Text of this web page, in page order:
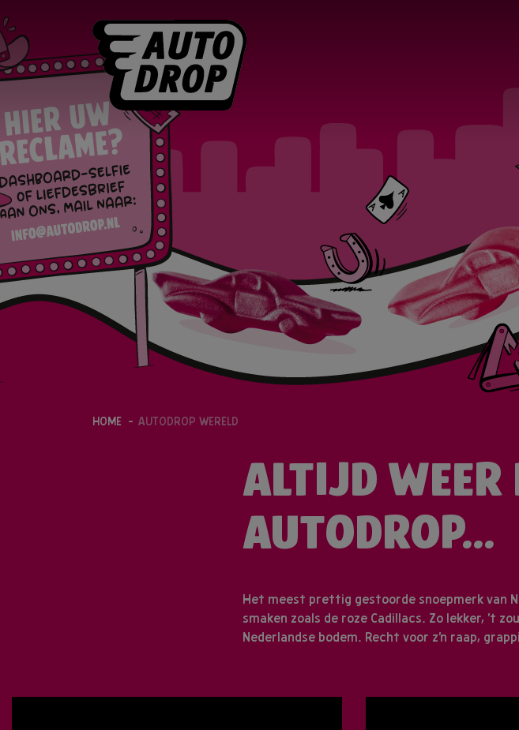
HOME AUTODROP WERELD
ALTIJD WEER
AUTODROP...
Het meest prettig gestoorde snoepmerk van
smaken zoals de roze Cadillacs. Zo lekker, 't
Nederlandse bodem. Recht voor z'n raap,